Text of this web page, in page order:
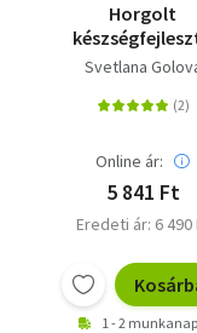
Horgolt
játékok -
Svetlana
Online ár:
5 841 Ft
Eredeti ár: 6 490
1 - 2 munkanap